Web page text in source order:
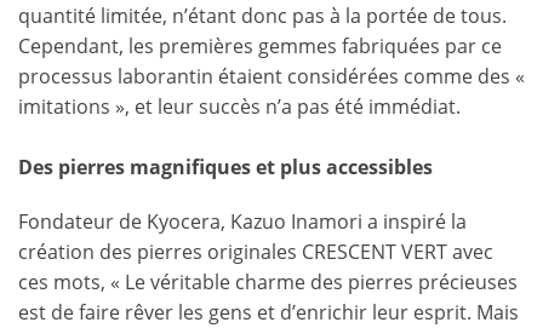
quantité limitée, n’étant donc pas à la portée de tous.
Cependant, les premières gemmes fabriquées par ce
processus laborantin étaient considérées comme des «
imitations », et leur succès n’a pas été immédiat.
Des pierres magnifiques et plus accessibles
Fondateur de Kyocera, Kazuo Inamori a inspiré la
création des pierres originales CRESCENT VERT avec
ces mots, « Le véritable charme des pierres précieuses
est de faire rêver les gens et d’enrichir leur esprit. Mais